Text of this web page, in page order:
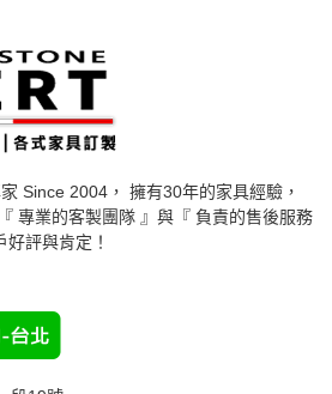
Since 2004， 擁有30年的家具經驗，
專業的客製團隊 』與『 負責的售後服務
評與肯定！